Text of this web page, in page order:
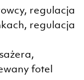
regulacja
regulacja
fotel